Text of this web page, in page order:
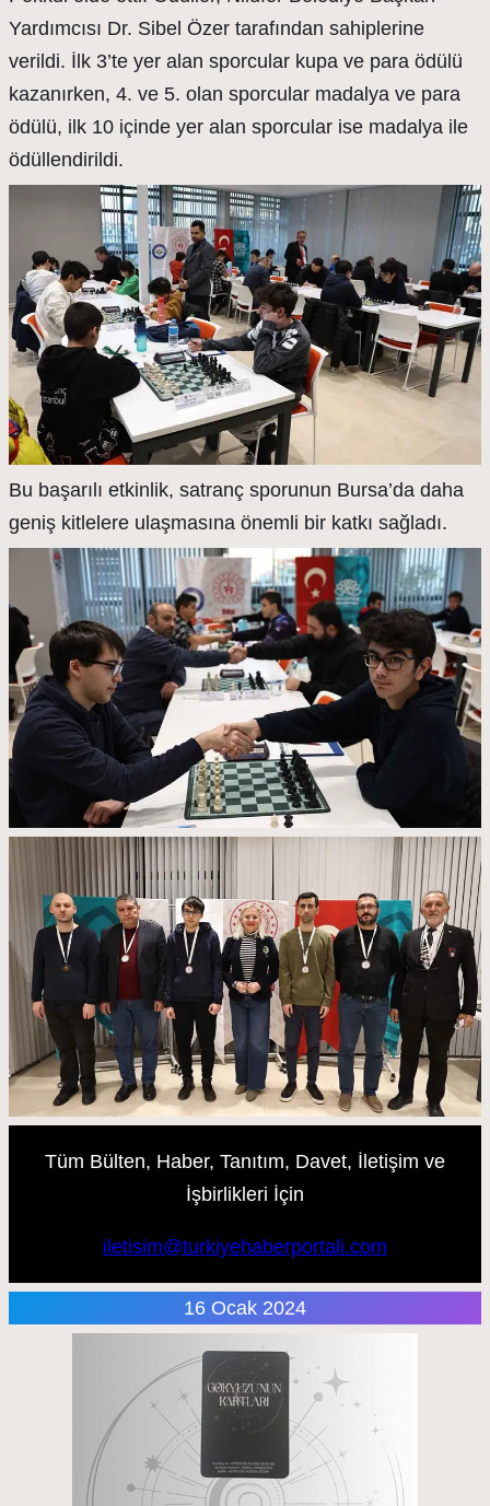
Yardımcısı Dr. Sibel Özer tarafından sahiplerine
verildi. İlk 3’te yer alan sporcular kupa ve para ödülü
kazanırken, 4. ve 5. olan sporcular madalya ve para
ödülü, ilk 10 içinde yer alan sporcular ise madalya ile
ödüllendirildi.
Bu başarılı etkinlik, satranç sporunun Bursa’da daha
geniş kitlelere ulaşmasına önemli bir katkı sağladı.
Tüm Bülten, Haber, Tanıtım, Davet, İletişim ve
İşbirlikleri İçin
iletisim@turkiyehaberportali.com
16 Ocak 2024